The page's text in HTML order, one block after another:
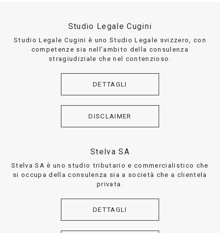
Studio Legale Cugini
Studio Legale Cugini è uno Studio Legale svizzero, con
competenze sia nell’ambito della consulenza
stragiudiziale che nel contenzioso.
DETTAGLI
DISCLAIMER
Stelva SA
Stelva SA è uno studio tributario e commercialistico che
si occupa della consulenza sia a società che a clientela
privata.
DETTAGLI